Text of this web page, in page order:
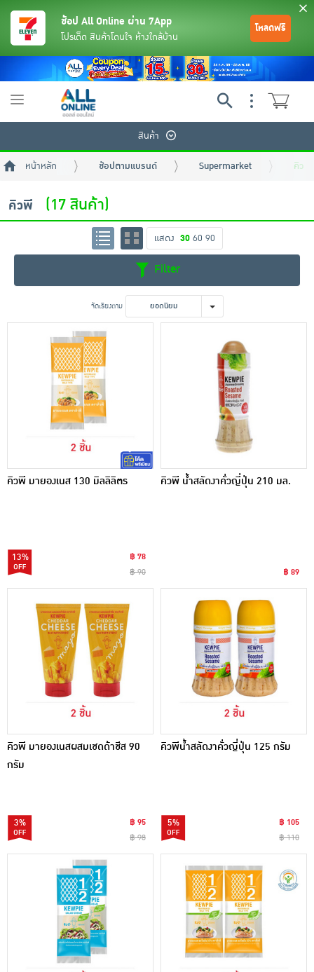
เครื่องปรุงรสและของแห้ง
ขนมขบเคี้ยว และช็อคโกแลต
อาหารสด ผัก ผลไม้และเบเกอรี่
ช้อป All Online ผ่าน 7App
โปรเด็ด สินค้าโดนใจ ห้างใกล้บ้าน
โหลดฟรี
Toggle
สินค้า
หน้าหลัก ช้อปตามแบรนด์ Supermarket คิวพี
คิวพี (17 สินค้า)
แสดง 30 60 90
Filter
จัดเรียงตาม ยอดนิยม
คิวพี มายองเนส 130 มิลลิลิตร
13%
฿ 78
฿ 90
คิวพี น้ำสลัดงาคั่วญี่ปุ่น 210 มล.
฿ 89
คิวพี มายองเนสผสมเชดด้าชีส 90
กรัม
3%
฿ 95
฿ 98
คิวพีน้ำสลัดงาคั่วญี่ปุ่น 125 กรัม
5%
฿ 105
฿ 110